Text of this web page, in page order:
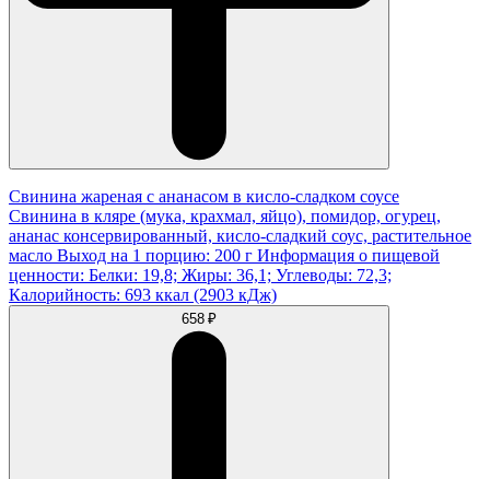
Свинина жареная с ананасом в кисло-сладком соусе
Свинина в кляре (мука, крахмал, яйцо), помидор, огурец,
ананас консервированный, кисло-сладкий соус, растительное
масло Выход на 1 порцию: 200 г Информация о пищевой
ценности: Белки: 19,8; Жиры: 36,1; Углеводы: 72,3;
Калорийность: 693 ккал (2903 кДж)
658 ₽